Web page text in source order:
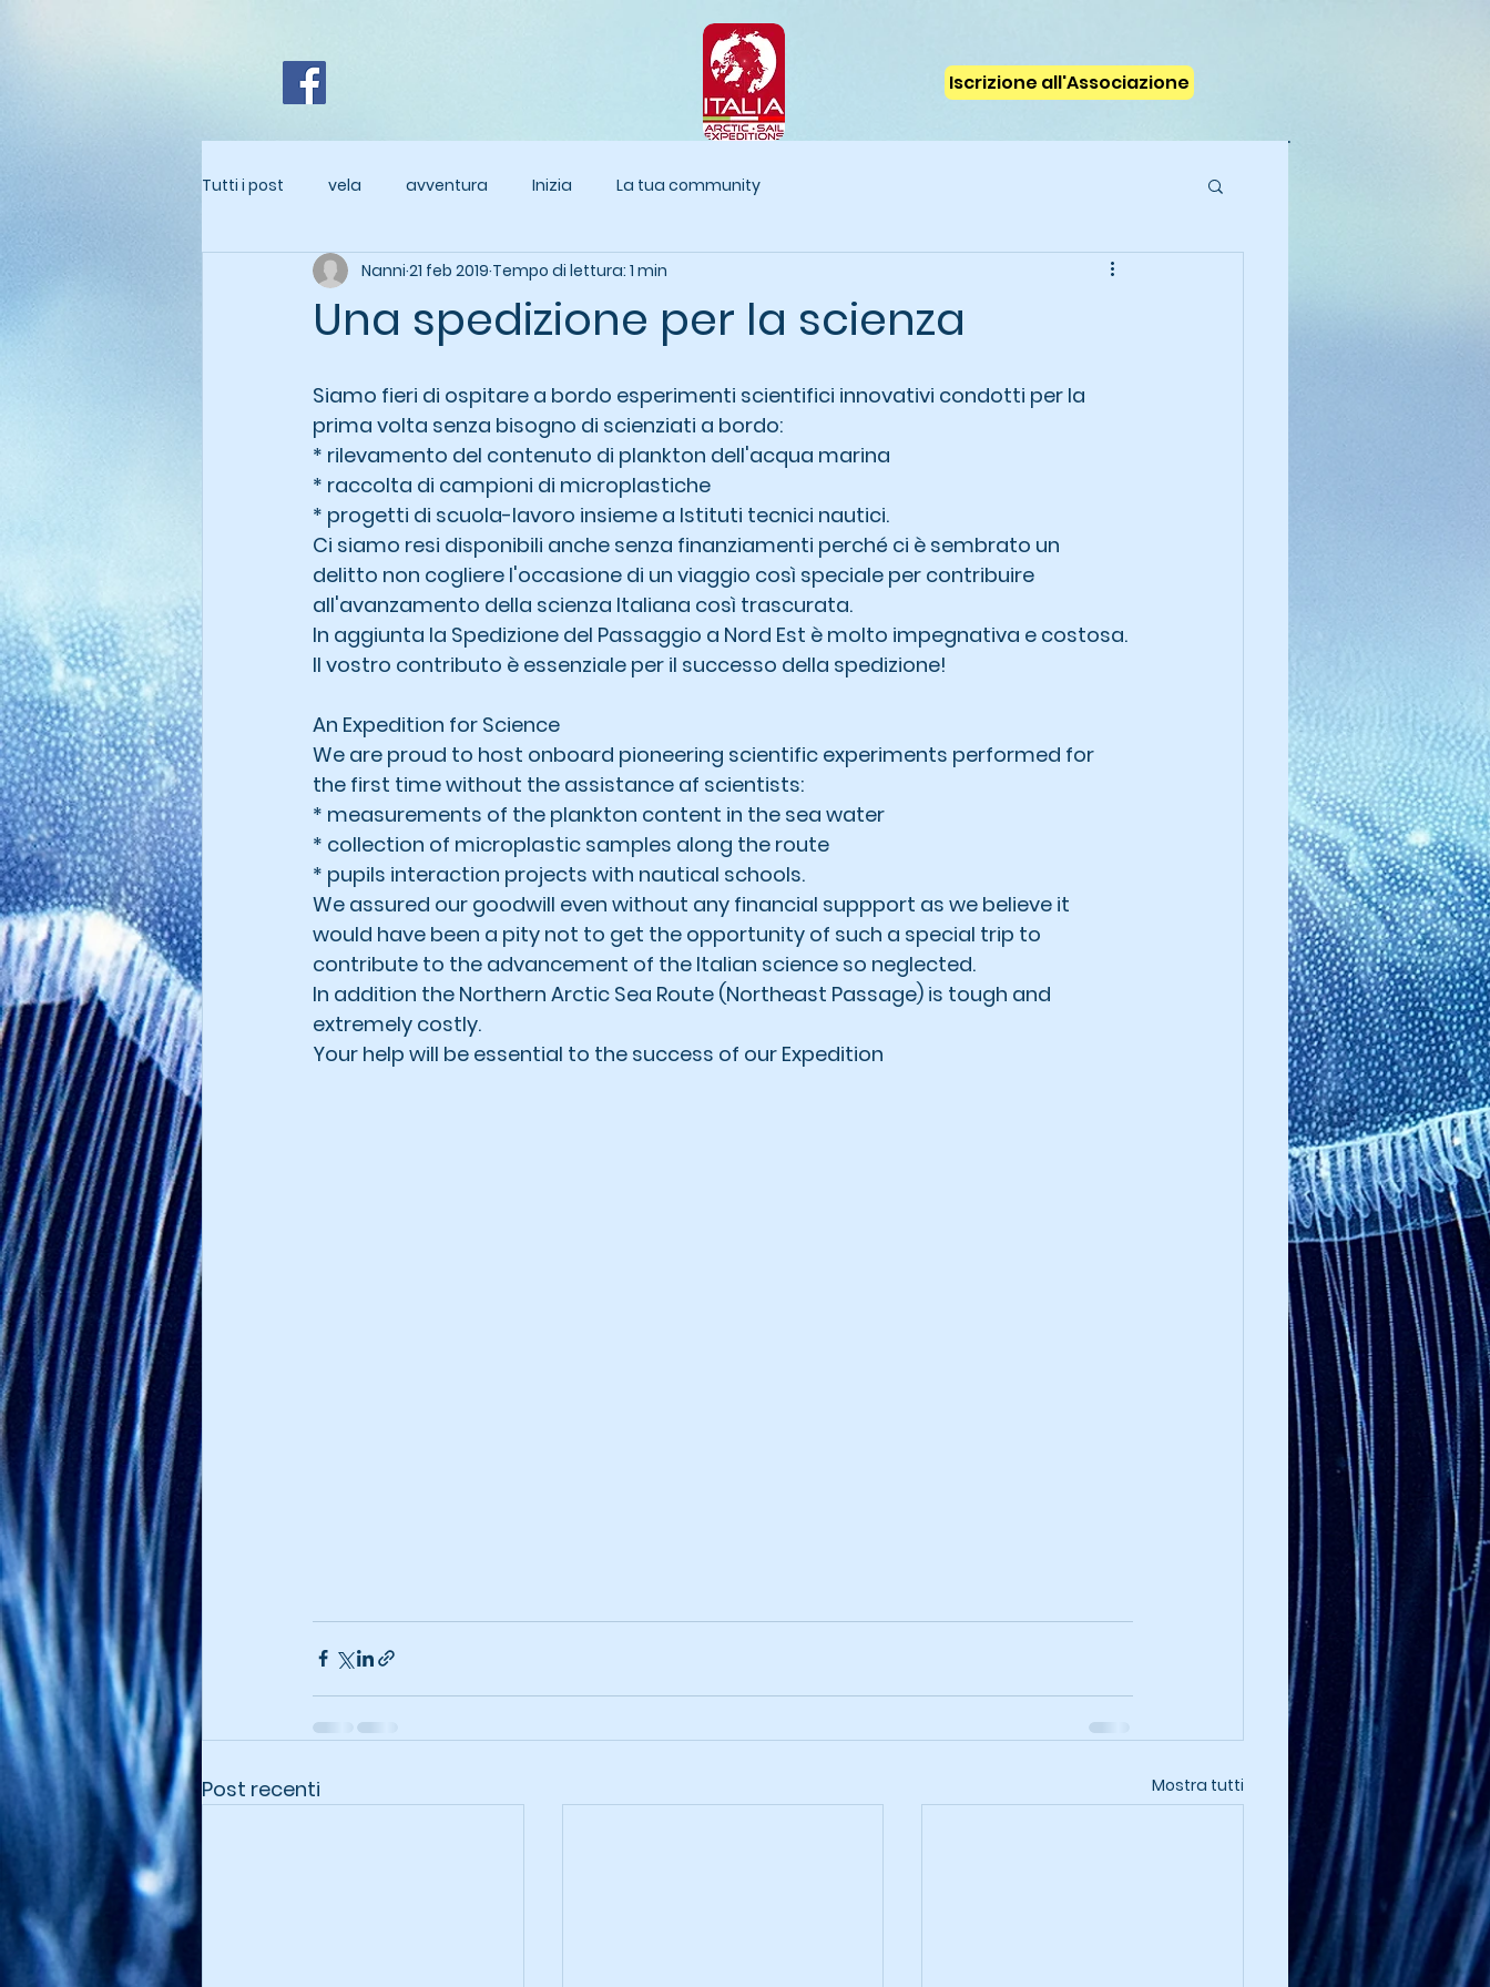
Iscrizione all'Associazione
Tutti i post vela avventura Inizia La tua community
Una spedizione per la scienza
Nanni 21 feb 2019 Tempo di lettura: 1 min
Siamo fieri di ospitare a bordo esperimenti scientifici innovativi condotti per la
prima volta senza bisogno di scienziati a bordo:
* rilevamento del contenuto di plankton dell'acqua marina
* raccolta di campioni di microplastiche
* progetti di scuola-lavoro insieme a Istituti tecnici nautici.
Ci siamo resi disponibili anche senza finanziamenti perché ci è sembrato un
delitto non cogliere l'occasione di un viaggio così speciale per contribuire
all'avanzamento della scienza Italiana così trascurata.
In aggiunta la Spedizione del Passaggio a Nord Est è molto impegnativa e costosa.
Il vostro contributo è essenziale per il successo della spedizione!
An Expedition for Science
We are proud to host onboard pioneering scientific experiments performed for
the first time without the assistance af scientists:
* measurements of the plankton content in the sea water
* collection of microplastic samples along the route
* pupils interaction projects with nautical schools.
We assured our goodwill even without any financial suppport as we believe it
would have been a pity not to get the opportunity of such a special trip to
contribute to the advancement of the Italian science so neglected.
In addition the Northern Arctic Sea Route (Northeast Passage) is tough and
extremely costly.
Your help will be essential to the success of our Expedition
Post recenti Mostra tutti